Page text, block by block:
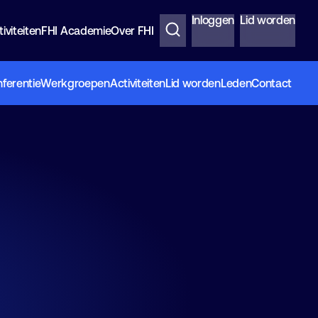
FHI AcademieOver FHI
Inloggen Lid worden
WerkgroepenActiviteitenLid wordenLedenContact